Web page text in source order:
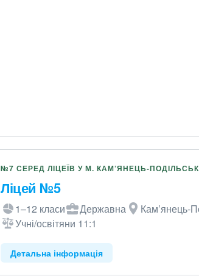
№7 СЕРЕД ЛІЦЕЇВ У М. КАМ’ЯНЕЦЬ-
Ліцей №5
1–12 класи Державна
Кам’янець-
Учні/освітяни 11:1
Детальна інформація